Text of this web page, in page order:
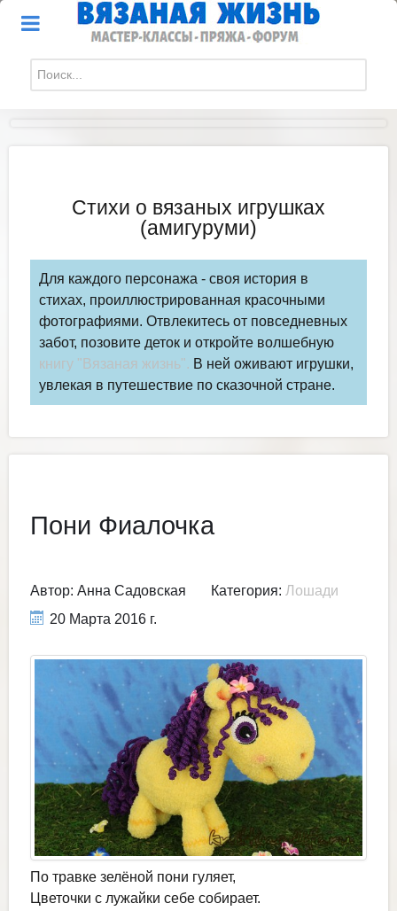
Искать...
Стихи о вязаных игрушках
(амигуруми)
Для каждого персонажа - своя история в
стихах, проиллюстрированная красочными
фотографиями. Отвлекитесь от повседневных
забот, позовите деток и откройте волшебную
книгу "Вязаная жизнь". В ней оживают игрушки,
увлекая в путешествие по сказочной стране.
Пони Фиалочка
Автор: Анна Садовская Категория: Лошади
20 Марта 2016 г.
По травке зелёной пони гуляет,
Цветочки с лужайки себе собирает.